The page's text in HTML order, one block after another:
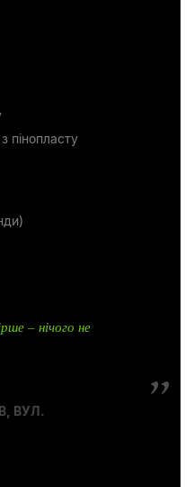
пінопласту
– нічого не
ВУЛ.